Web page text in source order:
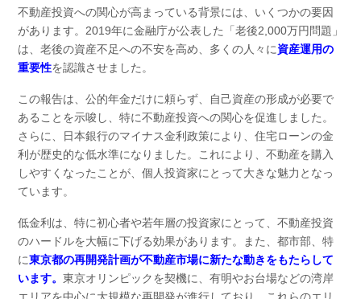
不動産投資への関心が高まっている背景には、いくつかの要因
があります。2019年に金融庁が公表した「老後2,000万円問題」
は、老後の資産不足への不安を高め、多くの人々に資産運用の
重要性を認識させました。
この報告は、公的年金だけに頼らず、自己資産の形成が必要で
あることを示唆し、特に不動産投資への関心を促進しました。
さらに、日本銀行のマイナス金利政策により、住宅ローンの金
利が歴史的な低水準になりました。これにより、不動産を購入
しやすくなったことが、個人投資家にとって大きな魅力となっ
ています。
低金利は、特に初心者や若年層の投資家にとって、不動産投資
のハードルを大幅に下げる効果があります。また、都市部、特
に東京都の再開発計画が不動産市場に新たな動きをもたらして
います。 東京オリンピックを契機に、有明やお台場などの湾岸